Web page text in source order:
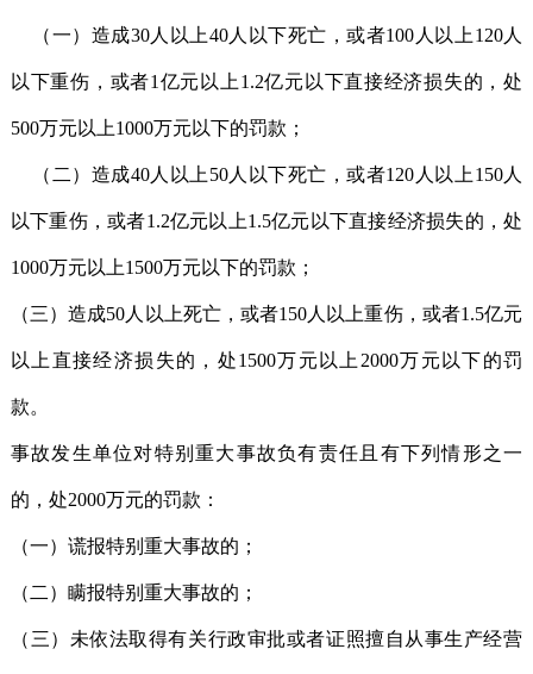
（一）造成30人以上40人以下死亡，或者100人以上120人
以下重伤，或者1亿元以上1.2亿元以下直接经济损失的，处
500万元以上1000万元以下的罚款；
（二）造成40人以上50人以下死亡，或者120人以上150人
以下重伤，或者1.2亿元以上1.5亿元以下直接经济损失的，处
1000万元以上1500万元以下的罚款；
（三）造成50人以上死亡，或者150人以上重伤，或者1.5亿元
以上直接经济损失的，处1500万元以上2000万元以下的罚
款。
事故发生单位对特别重大事故负有责任且有下列情形之一
的，处2000万元的罚款：
（一）谎报特别重大事故的；
（二）瞒报特别重大事故的；
（三）未依法取得有关行政审批或者证照擅自从事生产经营